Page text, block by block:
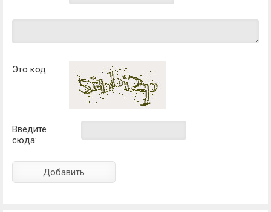
Это код:
Введите
сюда: